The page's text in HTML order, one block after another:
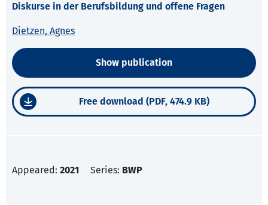
Diskurse in der Berufsbildung und offene Fragen
Dietzen, Agnes
Show publication
Free download (PDF, 474.9 KB)
Appeared: 2021 Series: BWP